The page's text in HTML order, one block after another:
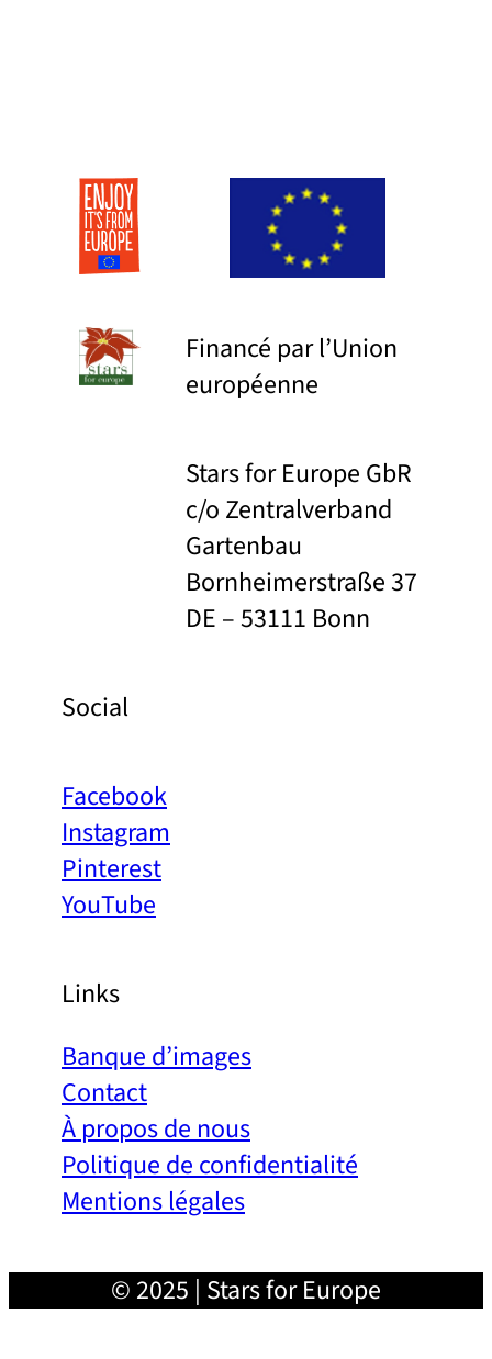
Financé par l’Union
européenne
Stars for Europe GbR
c/o Zentralverband
Gartenbau
Bornheimerstraße 37
DE – 53111 Bonn
Social
Facebook
Instagram
Pinterest
YouTube
Links
Banque d’images
Contact
À propos de nous
Politique de confidentialité
Mentions légales
© 2025 | Stars for Europe